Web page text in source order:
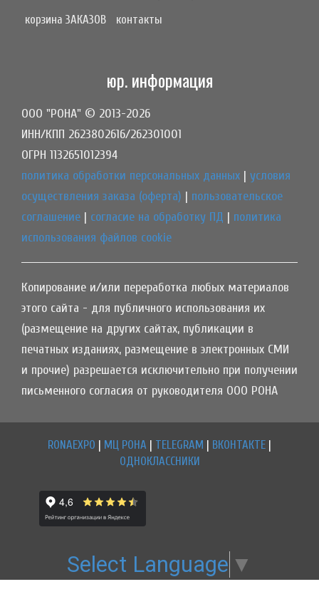
корзина ЗАКАЗОВ
контакты
юр. информация
ООО "РОНА" © 2013-2026
ИНН/КПП 2623802616/262301001
ОГРН 1132651012394
политика обработки персональных данных | условия
осуществления заказа (оферта) | пользовательское
соглашение | согласие на обработку ПД | политика
использования файлов cookie
Копирование и/или переработка любых материалов
этого сайта - для публичного использования их
(размещение на других сайтах, публикации в
печатных изданиях, размещение в электронных СМИ
и прочие) разрешается исключительно при получении
письменного согласия от руководителя ООО РОНА
RONAEXPO МЦ РОНА TELEGRAM ВКОНТАКТЕ
ОДНОКЛАССНИКИ
Select Language ▼